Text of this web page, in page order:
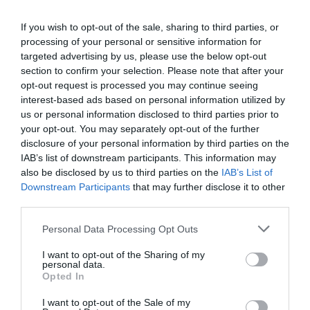
If you wish to opt-out of the sale, sharing to third parties, or
processing of your personal or sensitive information for
targeted advertising by us, please use the below opt-out
section to confirm your selection. Please note that after your
opt-out request is processed you may continue seeing
interest-based ads based on personal information utilized by
us or personal information disclosed to third parties prior to
your opt-out. You may separately opt-out of the further
disclosure of your personal information by third parties on the
IAB’s list of downstream participants. This information may
also be disclosed by us to third parties on the IAB’s List of
Downstream Participants that may further disclose it to other
Personal Data Processing Opt Outs
I want to opt-out of the Sharing of my
personal data.
Opted In
I want to opt-out of the Sale of my
EMIRATES reloue, car ses appareils sont déjà
initialement loués.
Il est inutile de polémiquer inutilement.
RÉPONDRE
a commenté :
17 h 31 min
“L’avenir des transports de passagers c’est
Emirates, QA et ETH!! on ne pourra pas les battre”
Il n’y a que sur des forums pour lire des c……..
pas des pétromonarchies bientôt à sec.
RÉPONDRE
GrandVoya commenté :
27 décembre 2013 -